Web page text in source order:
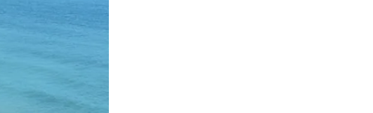
et en faisant glisser.